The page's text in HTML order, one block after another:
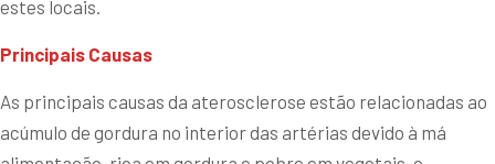
estes locais.
Principais Causas
As principais causas da aterosclerose estão relacionadas ao
acúmulo de gordura no interior das artérias devido à má